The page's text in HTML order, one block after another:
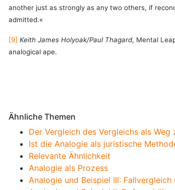
another just as strongly as any two others, if
admitted.«
[9] Keith James Holyoak/Paul Thagard, Mental
analogical ape.
Ähnliche Themen
Der Vergleich des Vergleichs als
Ist die Analogie als juristische
Relevante Ähnlichkeit
Analogie als Prozess
Analogie und Beispiel III: